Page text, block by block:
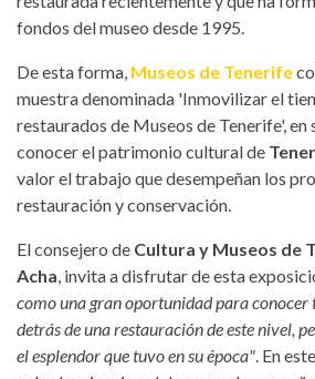
fondos del museo desde 1995.
De esta forma, Museos de Tenerife
muestra denominada 'Inmovilizar el
restaurados de Museos de Tenerife', en
conocer el patrimonio cultural de
valor el trabajo que desempeñan los
restauración y conservación.
El consejero de Cultura y Museos de
Acha, invita a disfrutar de esta
como una gran oportunidad para conocer
detrás de una restauración de este nivel,
el esplendor que tuvo en su época". En